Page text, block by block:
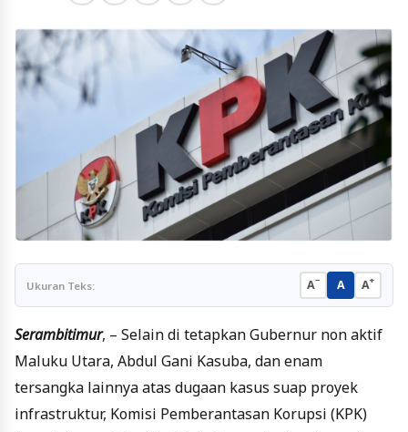
Ukuran Teks: A− A A+
Serambitimur, – Selain di tetapkan Gubernur non aktif
Maluku Utara, Abdul Gani Kasuba, dan enam
tersangka lainnya atas dugaan kasus suap proyek
infrastruktur, Komisi Pemberantasan Korupsi (KPK)